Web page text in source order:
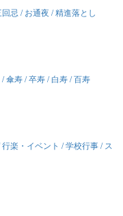
忌 / お通夜 / 精進落とし
傘寿 / 卒寿 / 白寿 / 百寿
楽・イベント / 学校行事 / ス